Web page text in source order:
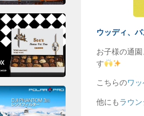
ウッディ、
お子様の通
す
こちらのワ
他にもラウ